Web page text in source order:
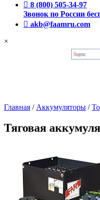
8 (800) 505-34-97
Звонок по России
akb@faamru.com
×
Главная / Аккумуляторы /
Тяговая